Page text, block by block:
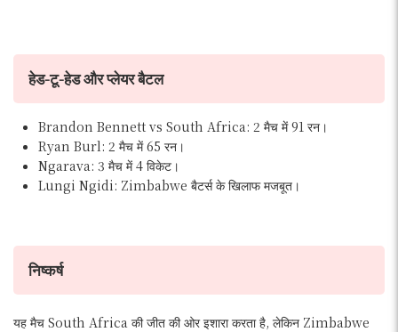
हेड-टू-हेड और प्लेयर बैटल
Brandon Bennett vs South Africa: 2 मैच में 91 रन।
Ryan Burl: 2 मैच में 65 रन।
Ngarava: 3 मैच में 4 विकेट।
Lungi Ngidi: Zimbabwe बैटर्स के खिलाफ मजबूत।
निष्कर्ष
यह मैच South Africa की जीत की ओर इशारा करता है, लेकिन Zimbabwe